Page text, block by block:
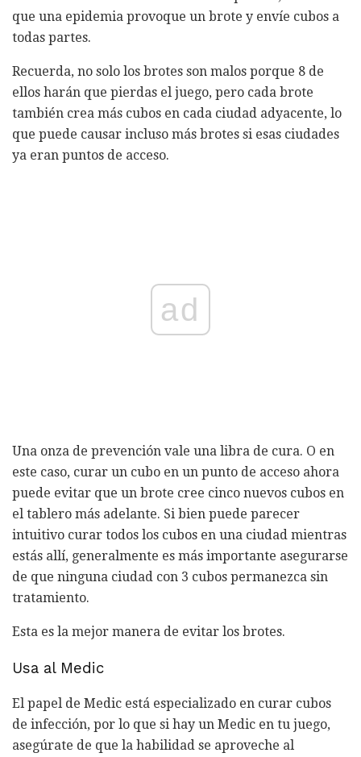
que una epidemia provoque un brote y envíe cubos a
todas partes.
Recuerda, no solo los brotes son malos porque 8 de
ellos harán que pierdas el juego, pero cada brote
también crea más cubos en cada ciudad adyacente, lo
que puede causar incluso más brotes si esas ciudades
ya eran puntos de acceso.
ad
Una onza de prevención vale una libra de cura. O en
este caso, curar un cubo en un punto de acceso ahora
puede evitar que un brote cree cinco nuevos cubos en
el tablero más adelante. Si bien puede parecer
intuitivo curar todos los cubos en una ciudad mientras
estás allí, generalmente es más importante asegurarse
de que ninguna ciudad con 3 cubos permanezca sin
tratamiento.
Esta es la mejor manera de evitar los brotes.
Usa al Medic
El papel de Medic está especializado en curar cubos
de infección, por lo que si hay un Medic en tu juego,
asegúrate de que la habilidad se aproveche al